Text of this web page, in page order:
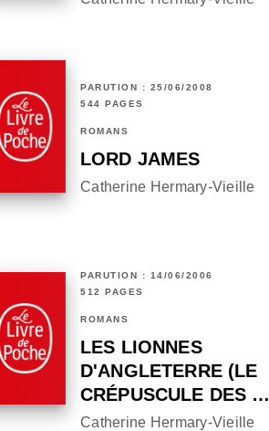
PARUTION : 25/06/2008
544 PAGES
ROMANS
LORD JAMES
Catherine Hermary-Vieille
PARUTION : 14/06/2006
512 PAGES
ROMANS
LES LIONNES
D'ANGLETERRE (LE
CRÉPUSCULE DES …
Catherine Hermary-Vieille